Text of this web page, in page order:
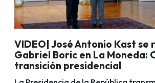
VIDEO| José Antonio Kast se
Gabriel Boric en La Moneda:
transición presidencial